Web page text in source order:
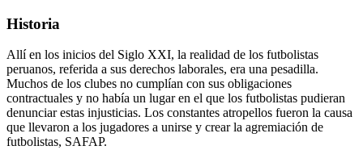
Historia
Allí en los inicios del Siglo XXI, la realidad de los futbolistas
peruanos, referida a sus derechos laborales, era una pesadilla.
Muchos de los clubes no cumplían con sus obligaciones
contractuales y no había un lugar en el que los futbolistas pudieran
denunciar estas injusticias. Los constantes atropellos fueron la causa
que llevaron a los jugadores a unirse y crear la agremiación de
futbolistas, SAFAP.